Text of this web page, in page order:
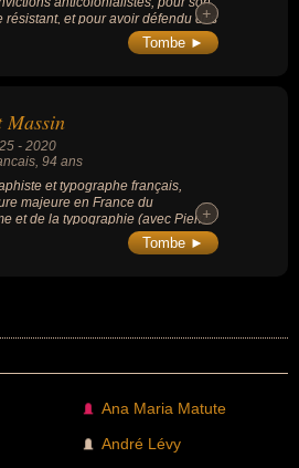
résistant, et pour avoir défendu des
ayant commis des crimes
graves, tel que l'auteur de
+
+
Tombe ►
Massin
- 2020
, 94 ans
et typographe français,
majeure en France du
et de la typographie (avec Pierre
Jacques Daniel et Jacques
notamment dans le domaine de
+
+
Tombe ►
Ana Maria Matute
André Lévy